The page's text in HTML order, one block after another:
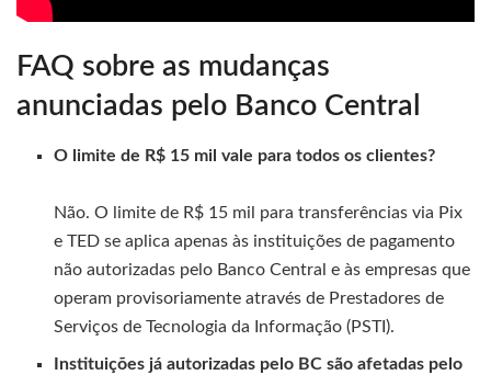
FAQ sobre as mudanças
anunciadas pelo Banco Central
O limite de R$ 15 mil vale para todos os clientes?
Não. O limite de R$ 15 mil para transferências via Pix
e TED se aplica apenas às instituições de pagamento
não autorizadas pelo Banco Central e às empresas que
operam provisoriamente através de Prestadores de
Serviços de Tecnologia da Informação (PSTI).
Instituições já autorizadas pelo BC são afetadas pelo